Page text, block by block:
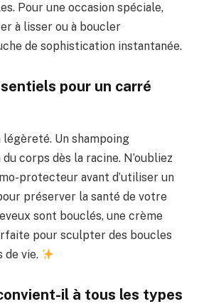
Pour une occasion spéciale,
à lisser ou à boucler
de sophistication instantanée.
pour un carré
légèreté. Un shampoing
corps dès la racine. N’oubliez
protecteur avant d’utiliser un
préserver la santé de votre
sont bouclés, une crème
pour sculpter des boucles
de vie.
il à tous les types